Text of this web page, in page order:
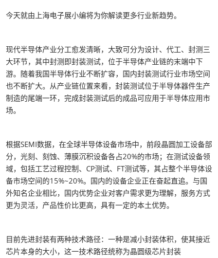
今天就由上海电子展小编将为你解读更多行业新趋势。
现代半导体产业分工愈发清晰，大致可分为设计、代工、封测三
大环节，其中封测即封装测试，位于半导体产业链的末端中下
游。随着我国半导体行业不断扩容，国内封装测试行业市场空间
也不断扩大。从产业链位置来看，封装测试位于半导体器件生产
制造的尾端一环，完成封装测试后的成品可应用于半导体应用市
场。
根据SEMI数据，在全球半导体设备市场中，前段晶圆加工设备部
分，光刻、刻蚀、薄膜沉积设备各占20%的市场；在测试设备领
域，包括工艺过程控制、CP测试、FT测试等，其占整个半导体设
备市场空间的15%~20%。国内的设备企业正在奋起直追。与国
外知名企业相比，国内优势企业对客户需求更为理解，服务方式
更为灵活，产品性价比更高，具有一定的本土优势。
目前先进封装有两种技术路径：一种是减小封装体积，使其接近
芯片本身的大小，这一技术路径统称为晶圆级芯片封装